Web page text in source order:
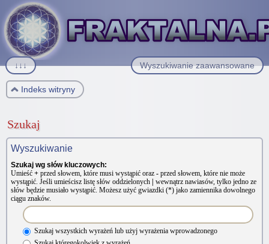
Wyszukiwanie zaawansowane
↓↓↓
Indeks witryny
Szukaj
Wyszukiwanie
Szukaj wg słów kluczowych:
Umieść + przed słowem, które musi wystąpić oraz - przed słowem, które nie może
wystąpić. Jeśli umieścisz listę słów oddzielonych
wewnątrz nawiasów, tylko jedno ze
słów będzie musiało wystąpić. Możesz użyć gwiazdki (*) jako zamiennika dowolnego
ciągu znaków.
Szukaj wszystkich wyrażeń lub użyj wyrażenia wprowadzonego